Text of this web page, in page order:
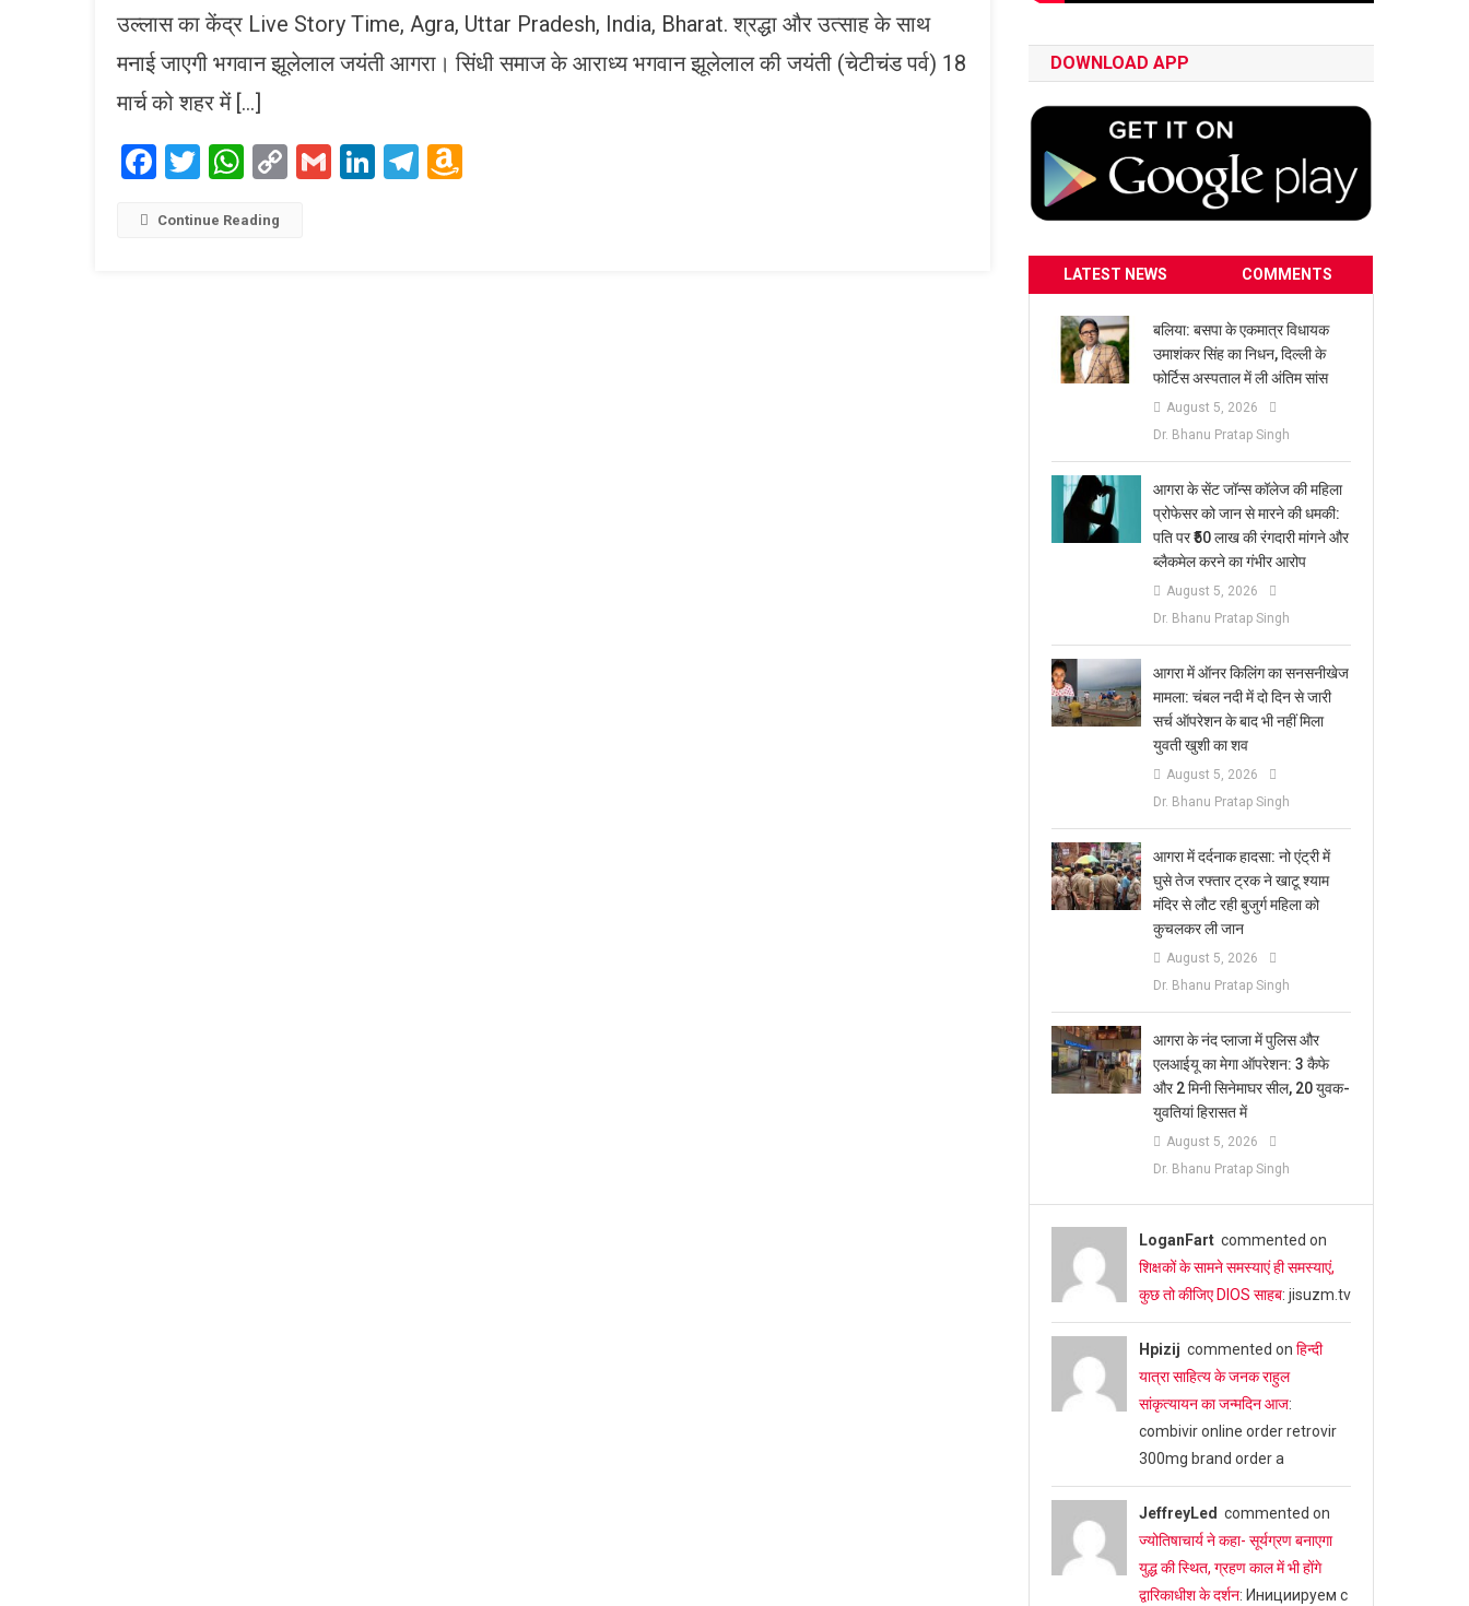
उल्लास का केंद्र Live Story Time, Agra, Uttar Pradesh, India, Bharat. श्रद्धा और उत्साह के साथ
मनाई जाएगी भगवान झूलेलाल जयंती आगरा। सिंधी समाज के आराध्य भगवान झूलेलाल की जयंती (चेटीचंड पर्व) 18
मार्च को शहर में […]
Facebook
Twitter
WhatsApp
CopyGmailLinkedIn
Telegram
Continue Reading
DOWNLOAD APP
LATEST NEWS COMMENTS
बलिया: बसपा के एकमात्र विधायक
उमाशंकर सिंह का निधन, दिल्ली के
फोर्टिस अस्पताल में ली अंतिम सांस
August 5, 2026
Dr. Bhanu Pratap Singh
आगरा के सेंट जॉन्स कॉलेज की महिला
प्रोफेसर को जान से मारने की धमकी:
पति पर ₹50 लाख की रंगदारी मांगने और
ब्लैकमेल करने का गंभीर आरोप
August 5, 2026
Dr. Bhanu Pratap Singh
आगरा में ऑनर किलिंग का सनसनीखेज
मामला: चंबल नदी में दो दिन से जारी
सर्च ऑपरेशन के बाद भी नहीं मिला
युवती खुशी का शव
August 5, 2026
Dr. Bhanu Pratap Singh
आगरा में दर्दनाक हादसा: नो एंट्री में
घुसे तेज रफ्तार ट्रक ने खाटू श्याम
मंदिर से लौट रही बुजुर्ग महिला को
कुचलकर ली जान
August 5, 2026
Dr. Bhanu Pratap Singh
आगरा के नंद प्लाजा में पुलिस और
एलआईयू का मेगा ऑपरेशन: 3 कैफे
और 2 मिनी सिनेमाघर सील, 20 युवक-
युवतियां हिरासत में
August 5, 2026
Dr. Bhanu Pratap Singh
LoganFartcommented on
शिक्षकों के सामने समस्याएं ही समस्याएं,
कुछ तो कीजिए DIOS साहब: jisuzm.tv
Hpizij commented on हिन्दी
यात्रा साहित्य के जनक राहुल
सांकृत्यायन का जन्‍मदिन आज:
combivir online order retrovir
300mg brand order a
JeffreyLed commented on
ज्योतिषाचार्य ने कहा- सूर्यग्रण बनाएगा
युद्ध की स्थित, ग्रहण काल में भी होंगे
द्वारिकाधीश के दर्शन: Инициируем с